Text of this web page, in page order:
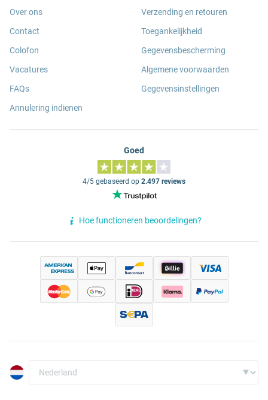
Over ons
Contact
Colofon
Vacatures
FAQs
Annulering indienen
Verzending en retouren
Toegankelijkheid
Gegevensbescherming
Algemene voorwaarden
Gegevensinstellingen
Goed
4/5 gebaseerd op 2.497 reviews
Hoe functioneren beoordelingen?